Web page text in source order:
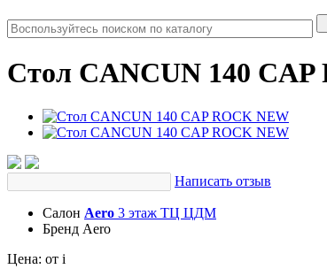
Стол CANCUN 140
Написать отзыв
Салон Aero 3 этаж ТЦ ЦДМ
Бренд Aero
Цена: от i